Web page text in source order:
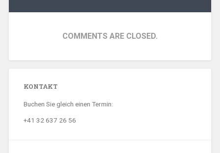
COMMENTS ARE CLOSED.
KONTAKT
Buchen Sie gleich einen Termin:
+41 32 637 26 56